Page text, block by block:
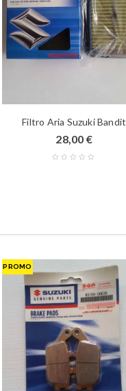
Filtro Aria Suzuki Bandit
28,00 €
PROMO